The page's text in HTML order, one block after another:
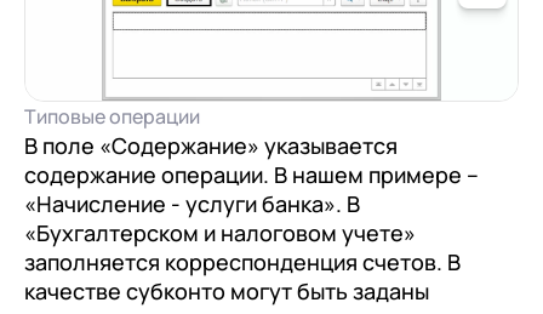
Типовые операции
В поле «Содержание» указывается
содержание операции. В нашем примере –
«Начисление - услуги банка». В
«Бухгалтерском и налоговом учете»
заполняется корреспонденция счетов. В
качестве субконто могут быть заданы